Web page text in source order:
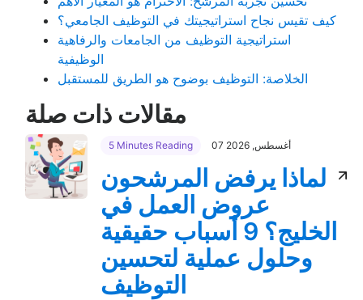
كيف تقيس نجاح استراتيجيتك في التوظيف الجامعي؟
استراتيجية التوظيف من الجامعات والرفاهية
الوظيفية
الخلاصة: التوظيف بوضوح هو الطريق للمستقبل
مقالات ذات صلة
5 Minutes Reading 07 أغسطس, 2026
لماذا يرفض المرشحون
عروض العمل في
الخليج؟ 9 أسباب حقيقية
وحلول عملية لتحسين
التوظيف